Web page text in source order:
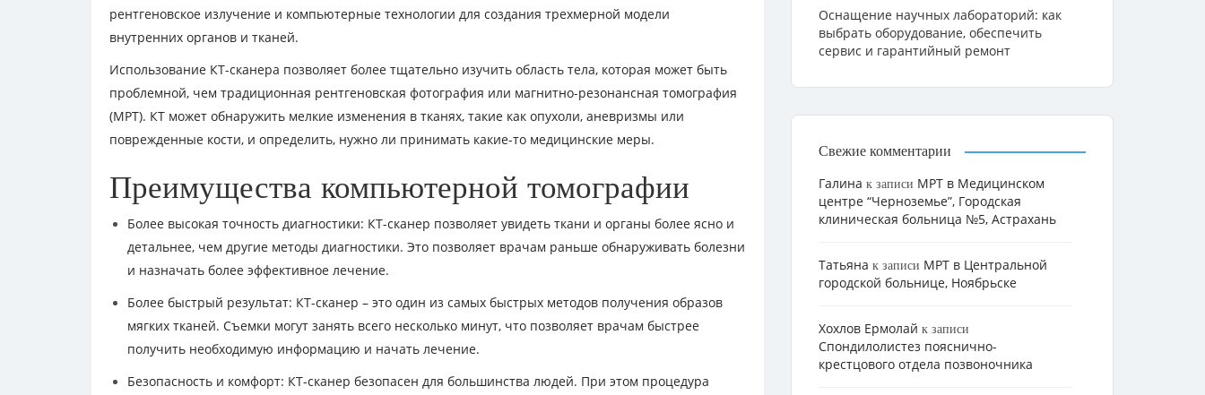
рентгеновское излучение и компьютерные технологии для создания трехмерной модели
внутренних органов и тканей.
Использование КТ-сканера позволяет более тщательно изучить область тела, которая может быть
проблемной, чем традиционная рентгеновская фотография или магнитно-резонансная томография
(МРТ). КТ может обнаружить мелкие изменения в тканях, такие как опухоли, аневризмы или
поврежденные кости, и определить, нужно ли принимать какие-то медицинские меры.
Преимущества компьютерной томографии
Более высокая точность диагностики: КТ-сканер позволяет увидеть ткани и органы более ясно и
детальнее, чем другие методы диагностики. Это позволяет врачам раньше обнаруживать болезни
и назначать более эффективное лечение.
Более быстрый результат: КТ-сканер – это один из самых быстрых методов получения образов
мягких тканей. Съемки могут занять всего несколько минут, что позволяет врачам быстрее
получить необходимую информацию и начать лечение.
Безопасность и комфорт: КТ-сканер безопасен для большинства людей. При этом процедура
Оснащение научных лабораторий: как
выбрать оборудование, обеспечить
сервис и гарантийный ремонт
Свежие комментарии
Галина к записи МРТ в Медицинском
центре “Черноземье”, Городская
клиническая больница №5, Астрахань
Татьяна к записи МРТ в Центральной
городской больнице, Ноябрьске
Хохлов Ермолай к записи
Cпондилолистез пояснично-
крестцового отдела позвоночника